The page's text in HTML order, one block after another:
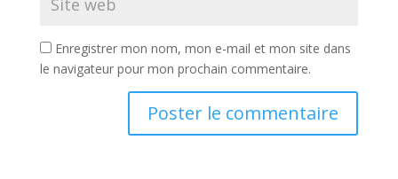
Enregistrer mon nom, mon e-mail et mon site dans
le navigateur pour mon prochain commentaire.